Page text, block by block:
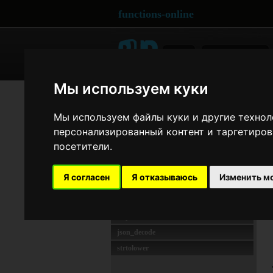
Мы используем куки
Мы используем файлы куки и другие
персонализированный контент и
посетители.
Я согласен Я отказываюсь Изменить
functions-online
НАИБОЛЕЕ ИСПОЛЬЗУЕМОЕ
preg_match
rawurlencode
unserialize
json_decode
strtolower